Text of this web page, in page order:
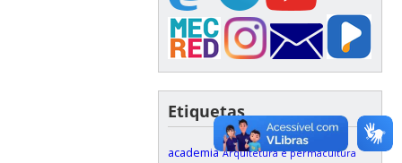
Etiquetas
academia Arquitetura e permacultura